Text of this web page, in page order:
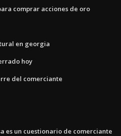
comprar acciones de oro
en georgia
hoy
del comerciante
es un cuestionario de comerciante